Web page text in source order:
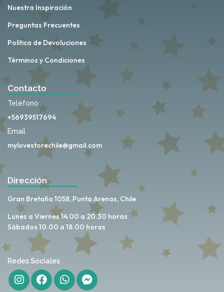
Nuestra Inspiración
Preguntas Frecuentes
Política de Devoluciones
Términos y Condiciones
Contacto
Teléfono
+56939517694
Email
mylovestorechile@gmail.com
Dirección
Gran Bretaña 1058, Punta Arenas, Chile
Lunes a Viernes 14.00 a 20.30 horas
Sábados 10.00 a 18.00 horas
Redes Sociales